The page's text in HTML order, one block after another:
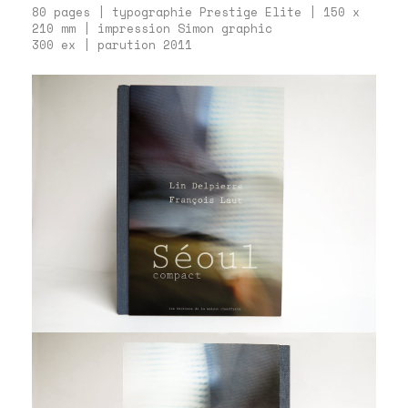
80 pages | typographie Prestige Elite | 150 x
210 mm | impression Simon graphic
300 ex | parution 2011